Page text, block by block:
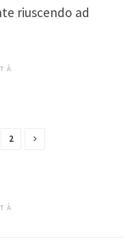
riuscendo ad
2